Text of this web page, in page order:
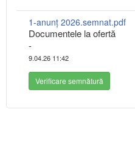
1-anunț 2026.semnat.pdf
Documentele la ofertă
-
9.04.26 11:42
Verificare semnătură